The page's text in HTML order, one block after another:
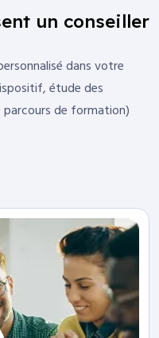
un conseiller
dans votre
étude des
de formation)